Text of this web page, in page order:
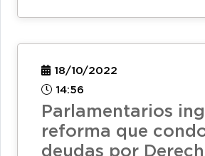
18/10/2022
14:56
Parlamentarios
reforma que
deudas por